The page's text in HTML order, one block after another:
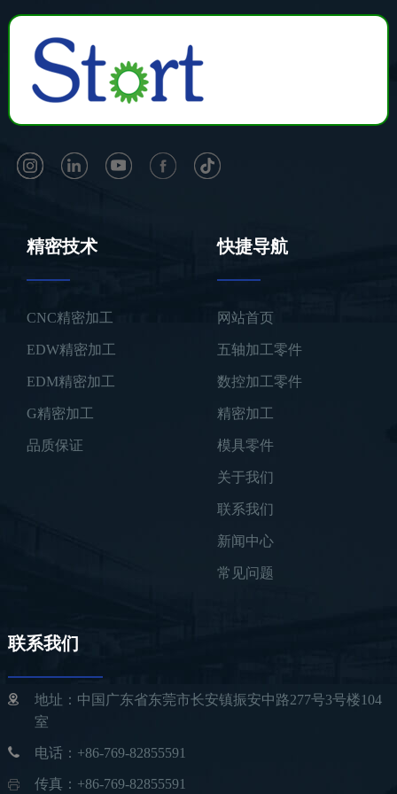
精密技术
CNC精密加工
EDW精密加工
EDM精密加工
G精密加工
品质保证
快捷导航
网站首页
五轴加工零件
数控加工零件
精密加工
模具零件
关于我们
联系我们
新闻中心
常见问题
联系我们
地址：中国广东省东莞市长安镇振安中路277号3号楼104
室
电话：+86-769-82855591
传真：+86-769-82855591